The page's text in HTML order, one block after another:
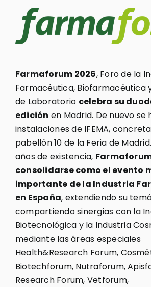
Farmaforum 2026, Foro de la
Farmacéutica, Biofarmacéutica
de Laboratorio celebra su
edición en Madrid. De nuevo se
instalaciones de IFEMA,
pabellón 10 de la Feria de
años de existencia,
consolidarse como el evento
importante de la Industria
en España, extendiendo su
compartiendo sinergias con la
Biotecnológica y la Industria
mediante las áreas especiales
Health&Research Forum,
Biotechforum, Nutraforum,
Research Forum, Vetforum,